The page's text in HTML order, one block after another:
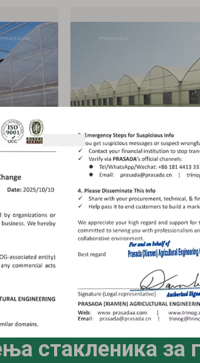
Погледај више
ПОГЛЕДАЈТЕ ЈОШ
стакленика за